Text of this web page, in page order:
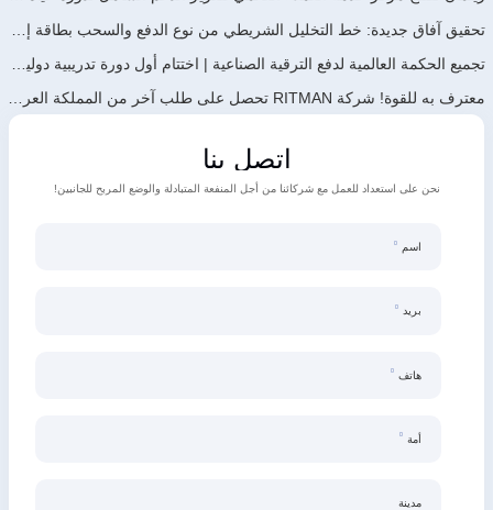
اتصل بنا
نحن على استعداد للعمل مع شركائنا من أجل المنفعة المتبادلة والوضع المربح للجانبين!
اسم
بريد
هاتف
أمة
مدينة